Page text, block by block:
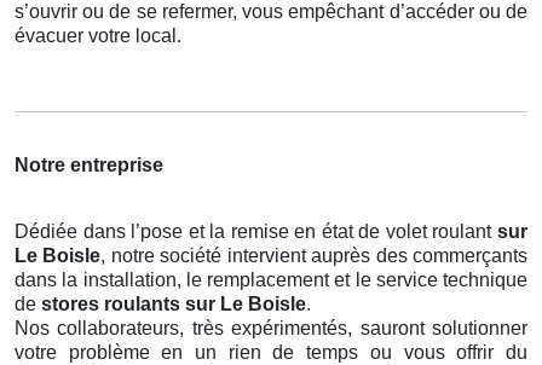
s’ouvrir ou de se refermer, vous empêchant d’accéder ou de
évacuer votre local.
Notre entreprise
Dédiée dans l’pose et la remise en état de volet roulant sur
Le Boisle, notre société intervient auprès des commerçants
dans la installation, le remplacement et le service technique
de stores roulants sur Le Boisle.
Nos collaborateurs, très expérimentés, sauront solutionner
votre problème en un rien de temps ou vous offrir du